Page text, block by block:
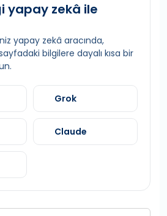
yapay zekâ ile
yapay zekâ aracında,
bilgilere dayalı kısa bir
Grok
Claude